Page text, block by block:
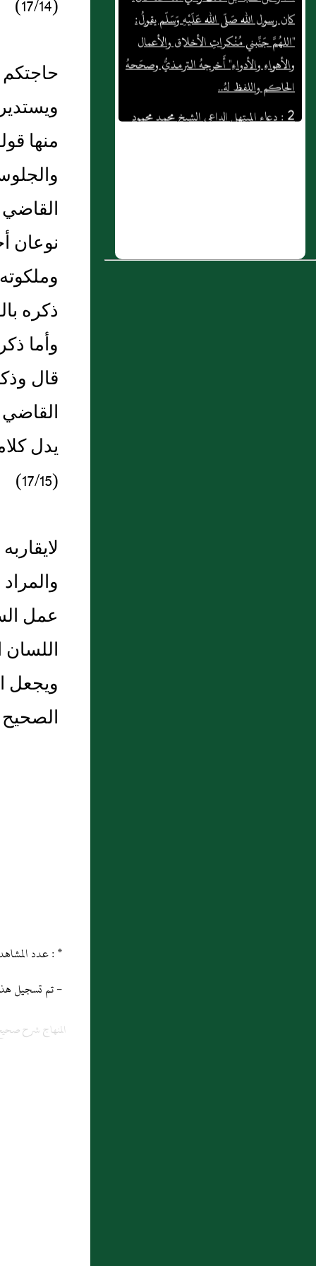
"اللهُمَّ جَنِّبني مُنْكراتِ الأخلاق والأعمال
والأهواءِ والأدواءِ" أَخرجهُ الترمذيُّ وصحَحهُ
الحاكم واللفظ لهُ..
2 : دعاء المبتهل الداعي الشيخ محمد محمود
الطبلاوي تقبل الله منه لإبتهال الهى قد
منها
نوعان
ذكره
وأما
قال
يدل
(17/15)
عمل
ويجعل
* : عدد المشاهدات و التنزيل منذ 21 ماي
- تم تسجيل هذه
المنهاج شرح